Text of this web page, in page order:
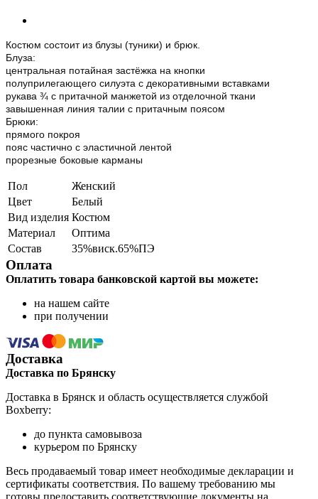
Костюм состоит из блузы (туники) и брюк.
Блуза:
центральная потайная застёжка на кнопки
полуприлегающего силуэта с декоративными вставками
рукава ¾ с притачной манжетой из отделочной ткани
завышенная линия талии с притачным поясом
Брюки:
прямого покроя
пояс частично с эластичной лентой
прорезные боковые карманы
Пол
Женский
Цвет
Белый
Вид изделия Костюм
Материал
Оптима
Состав
35%виск.65%ПЭ
Оплата
Оплатить товара банковской картой вы можете:
на нашем сайте
при получении
Доставка
Доставка по Брянску
Доставка в Брянск и область осуществляется службой
Boxberry:
до пункта самовывоза
курьером по Брянску
Весь продаваемый товар имеет необходимые декларации и
сертификаты соответствия. По вашему требованию мы
готовы предоставить соответствующие документы на